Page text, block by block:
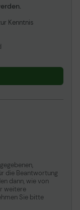
gehen.
die UHS-
digitalen
Kenntnis
die Beantwortung
dann, wie von
weitere
Sie bitte